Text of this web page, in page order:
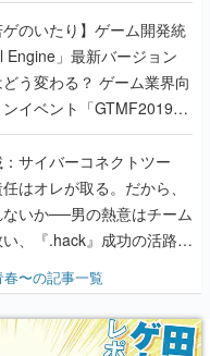
ゲのいたり】ゲーム開発統
Engine」最新バージョン
う変わる？ ゲーム業界向
イベント「GTMF2019」
解を深めよう【PR】
：サイバーコネクトツー
はオレが取る。だから、
いか──男の熱意はチーム
、『.hack』成功の活路を
色だった【若ゲのいた
〜の記事一覧